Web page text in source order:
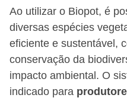
Ao utilizar o Biopot, é
diversas espécies
eficiente e sustentável,
conservação da
impacto ambiental. O
indicado para